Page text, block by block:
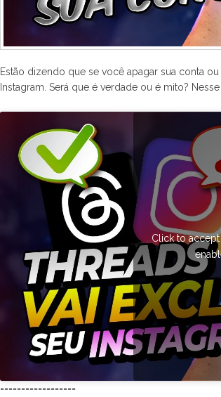
Estão dizendo que se você apagar sua conta
Instagram. Será que é verdade ou é mito?
Click to
==================